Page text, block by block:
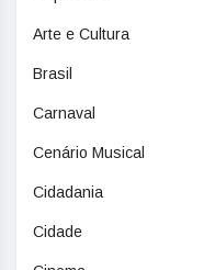
Arte e Cultura
Brasil
Carnaval
Cenário Musical
Cidadania
Cidade